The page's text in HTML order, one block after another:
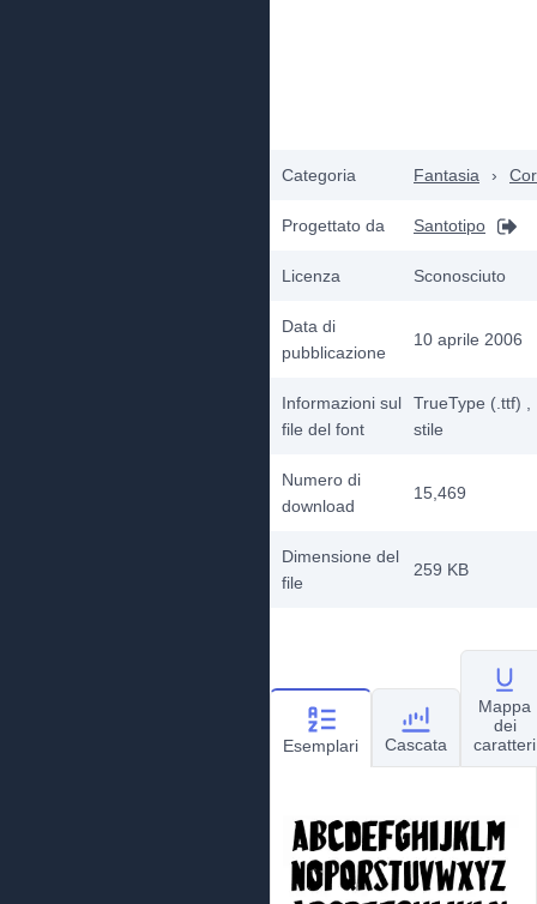
Categoria Fantasia ›
Progettato da Santotipo
Licenza Sconosciuto
Data di
pubblicazione
10 aprile 2006
Informazioni sul
file del font
TrueType (.ttf)
stile
Numero di
download
15,469
Dimensione del
file
259 KB
Esemplari Cascata
Mappa
dei
caratteri